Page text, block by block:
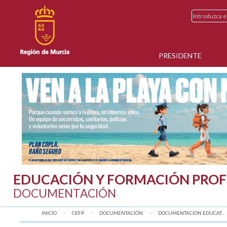
PRESIDENTE
EDUCACIÓN Y FORMACIÓN
DOCUMENTACIÓN
INICIO CEFP DOCUMENTACIÓN DOCUMENTACIÓN EDUCAT...